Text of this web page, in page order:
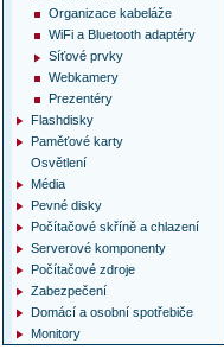
Organizace kabeláže
WiFi a Bluetooth adaptéry
Síťové prvky
Webkamery
Prezentéry
Flashdisky
Paměťové karty
Osvětlení
Média
Pevné disky
Počítačové skříně a chlazení
Serverové komponenty
Počítačové zdroje
Zabezpečení
Domácí a osobní spotřebiče
Monitory